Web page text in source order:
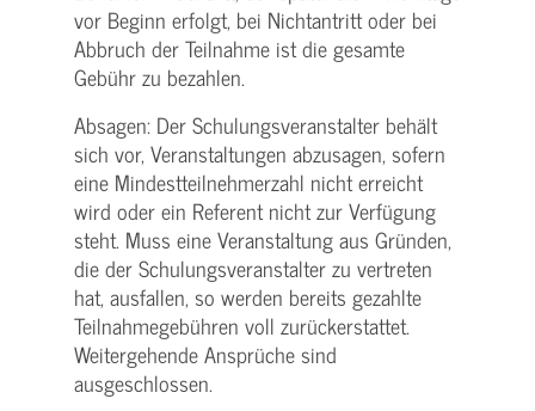
vor Beginn erfolgt, bei Nichtantritt oder bei
Abbruch der Teilnahme ist die gesamte
Gebühr zu bezahlen.
Absagen: Der Schulungs­veranstalter behält
sich vor, Veranstaltungen abzusagen, sofern
eine Mindest­teilnehmerzahl nicht erreicht
wird oder ein Referent nicht zur Verfügung
steht. Muss eine Veranstaltung aus Gründen,
die der Schulungs­veranstalter zu vertreten
hat, ausfallen, so werden bereits gezahlte
Teilnahme­gebühren voll zurückerstattet.
Weitergehende Ansprüche sind
ausgeschlossen.